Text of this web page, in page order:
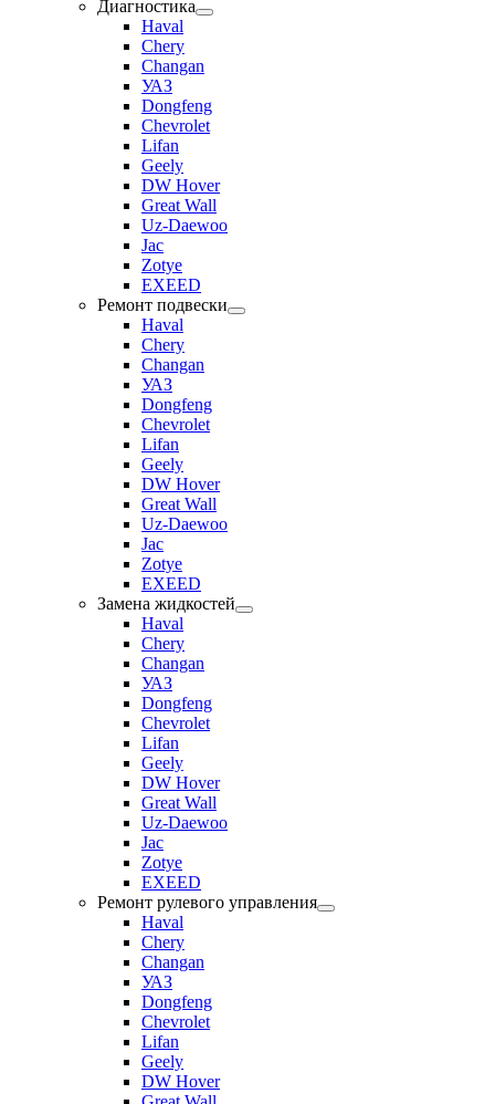
Диагностика
Haval
Chery
Changan
УАЗ
Dongfeng
Chevrolet
Lifan
Geely
DW Hover
Great Wall
Uz-Daewoo
Jac
Zotye
EXEED
Ремонт подвески
Haval
Chery
Changan
УАЗ
Dongfeng
Chevrolet
Lifan
Geely
DW Hover
Great Wall
Uz-Daewoo
Jac
Zotye
EXEED
Замена жидкостей
Haval
Chery
Changan
УАЗ
Dongfeng
Chevrolet
Lifan
Geely
DW Hover
Great Wall
Uz-Daewoo
Jac
Zotye
EXEED
Ремонт рулевого управления
Haval
Chery
Changan
УАЗ
Dongfeng
Chevrolet
Lifan
Geely
DW Hover